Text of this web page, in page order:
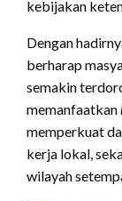
kebijakan
Dengan
berharap
semakin
memanfaatkan
memperkuat
kerja lokal,
wilayah